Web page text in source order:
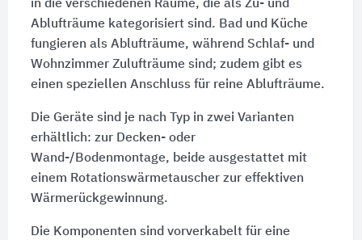
in die verschiedenen Räume, die als Zu- und
Ablufträume kategorisiert sind. Bad und Küche
fungieren als Ablufträume, während Schlaf- und
Wohnzimmer Zulufträume sind; zudem gibt es
einen speziellen Anschluss für reine Ablufträume.
Die Geräte sind je nach Typ in zwei Varianten
erhältlich: zur Decken- oder
Wand-/Bodenmontage, beide ausgestattet mit
einem Rotationswärmetauscher zur effektiven
Wärmerückgewinnung.
Die Komponenten sind vorverkabelt für eine